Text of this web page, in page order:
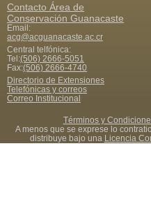
Contacto Área de
Conservación Guanacaste
Email:
acg@acguanacaste.ac.cr
Central telfónica:
Tel:(506) 2666-5051
Fax:(506) 2666-4740
Directorio de Extensiones
Telefónicas y correos
Correo Institucional
Términos y
A menos que se exprese lo
distribuye bajo una Licencia